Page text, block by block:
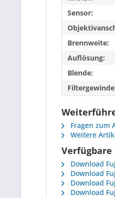
Sensor:
Brennweite:
Auflösung:
Blende:
Fragen zum
Weitere
Verfügbare
Download
Download
Download
Download